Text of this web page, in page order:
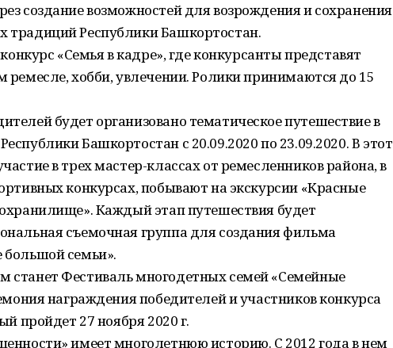
создание возможностей для возрождения и сохранения
традиций Республики Башкортостан.
«Семья в кадре», где конкурсанты представят
ремесле, хобби, увлечении. Ролики принимаются до 15
будет организовано тематическое путешествие в
Башкортостан с 20.09.2020 по 23.09.2020. В этот
в трех мастер-классах от ремесленников района, в
конкурсах, побывают на экскурсии «Красные
Каждый этап путешествия будет
съемочная группа для создания фильма
большой семьи».
Фестиваль многодетных семей «Семейные
награждения победителей и участников конкурса
пройдет 27 ноября 2020 г.
имеет многолетнюю историю. С 2012 года в нем